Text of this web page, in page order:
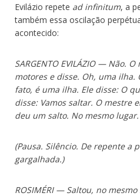
Evilázio repete ad infinitum, a
também essa oscilação
acontecido:
SARGENTO EVILÁZIO — Não.
motores e disse. Oh, uma ilha.
fato, é uma ilha. Ele disse: O
disse: Vamos saltar. O mestre
deu um salto. No mesmo lugar.
(Pausa. Silêncio. De repente a
gargalhada.)
ROSIMÉRI — Saltou, no